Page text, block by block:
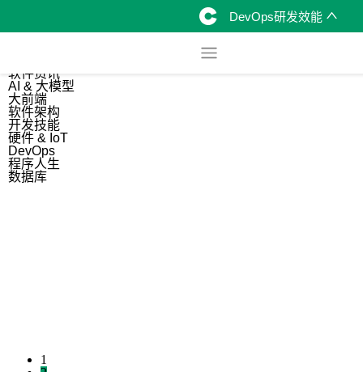
DevOps研发效能
软件资讯
AI & 大模型
大前端
软件架构
开发技能
硬件 & IoT
DevOps
程序人生
数据库
1